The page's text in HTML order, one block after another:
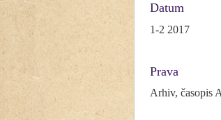
Datum
1-2 2017
Prava
Arhiv, časopis